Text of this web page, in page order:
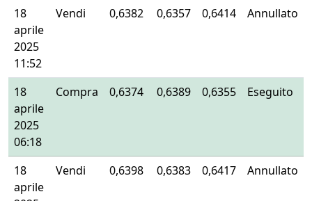
18
aprile
2025
11:52
Vendi 0,6382 0,6357 0,6414 Annullato
18
aprile
2025
06:18
Compra 0,6374 0,6389 0,6355 Eseguito
18
aprile
Vendi 0,6398 0,6383 0,6417 Annullato